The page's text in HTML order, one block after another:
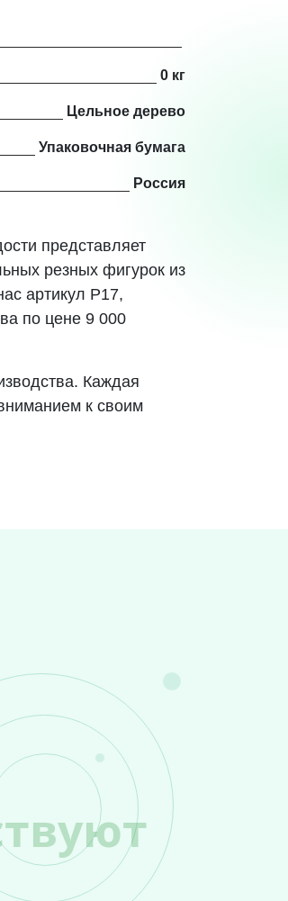
0 кг
Цельное дерево
Упаковочная бумага
Россия
представляет
резных фигурок из
артикул Р17,
по цене 9 000
Каждая
к своим